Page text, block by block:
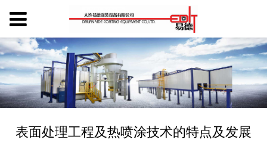
表面处理工程及热喷涂技术的特点及发展